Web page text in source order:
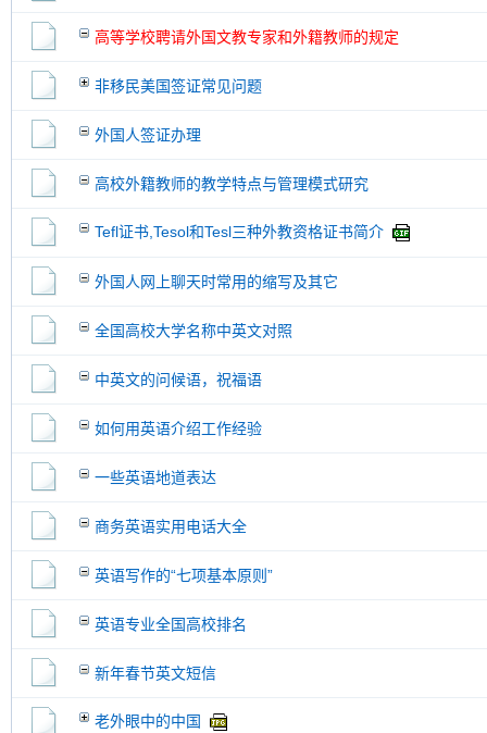
高等学校聘请外国文教专家和外籍教师的规定
非移民美国签证常见问题
外国人签证办理
高校外籍教师的教学特点与管理模式研究
Tefl证书,Tesol和Tesl三种外教资格证书简介
外国人网上聊天时常用的缩写及其它
全国高校大学名称中英文对照
中英文的问候语，祝福语
如何用英语介绍工作经验
一些英语地道表达
商务英语实用电话大全
英语写作的“七项基本原则”
英语专业全国高校排名
新年春节英文短信
老外眼中的中国